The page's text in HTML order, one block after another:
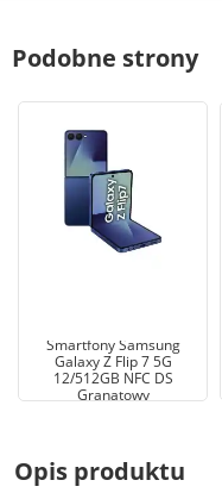
Podobne strony
Smartfony Samsung
Galaxy Z Flip 7 5G
12/512GB NFC DS
Granatowy
Opis produktu